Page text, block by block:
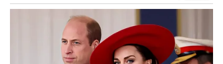
nagomilavali poslednjih nedelja. Partner će pokazati
mnogo više razumevanja nego ranije, pa ćete oboje
shvatiti da ljubav može pobediti svaki problem.
Slobodni pripadnici ovog znaka mogli bi sasvim slučajno